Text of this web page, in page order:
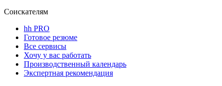
Соискателям
hh PRO
Готовое резюме
Все сервисы
Хочу у вас работать
Производственный календарь
Экспертная рекомендация